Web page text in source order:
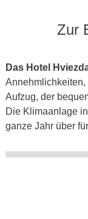
Zur
Das Hotel
Aufzug, der
Die Klimaanlage
ganze Jahr über